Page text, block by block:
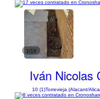
1/16
Iván Nicolas
10 (1)Torrevieja (Alacant/